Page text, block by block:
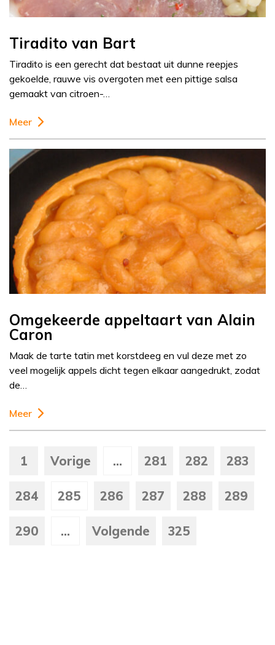
Tiradito van Bart
Tiradito is een gerecht dat bestaat uit dunne reepjes
gekoelde, rauwe vis overgoten met een pittige salsa
gemaakt van citroen-…
Meer
Omgekeerde appeltaart van Alain
Caron
Maak de tarte tatin met korstdeeg en vul deze met zo
veel mogelijk appels dicht tegen elkaar aangedrukt, zodat
de…
Meer
1 Vorige ... 281 282 283
284 285 286 287 288 289
290 ... Volgende 325